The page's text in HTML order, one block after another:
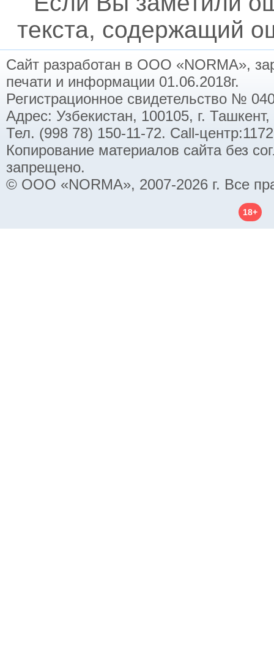
текста, содержащий
Сайт разработан в ООО «NORMA»,
печати и информации 01.06.2018г.
Регистрационное свидетельство №
Адрес: Узбекистан, 100105, г.
Тел. (998 78) 150-11-72. Call-
Копирование материалов сайта без
запрещено.
© ООО «NORMA», 2007-2026 г. Все
18+